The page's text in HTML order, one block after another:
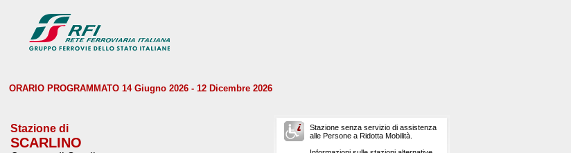
ORARIO PROGRAMMATO 14 Giugno 2026 - 12 Dicembre 2026
Stazione di
SCARLINO
Stazione senza servizio di assistenza
alle Persone a Ridotta Mobilità.